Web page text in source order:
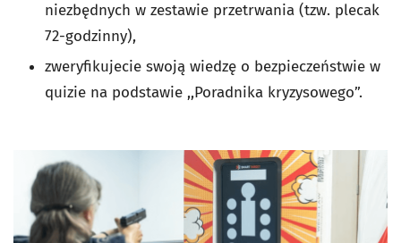
niezbędnych w zestawie przetrwania (tzw. plecak
72-godzinny),
zweryfikujecie swoją wiedzę o bezpieczeństwie w
quizie na podstawie ,,Poradnika kryzysowego”.